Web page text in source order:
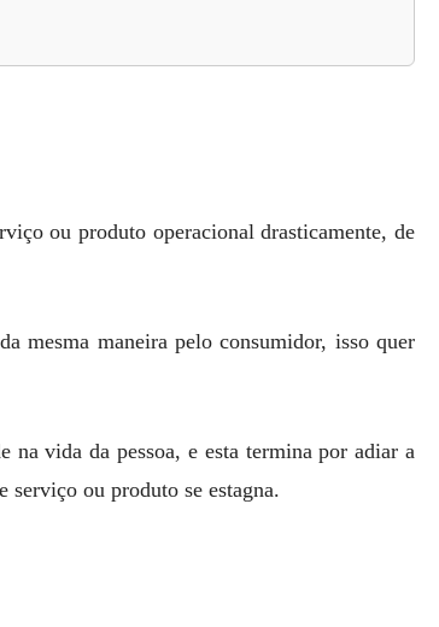
ou produto operacional drasticamente, de
mesma maneira pelo consumidor, isso quer
na vida da pessoa, e esta termina por adiar a
serviço ou produto se estagna.